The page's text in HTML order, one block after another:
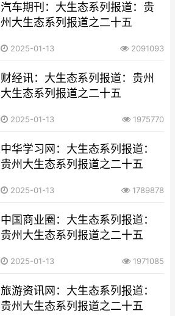
汽车期刊：大生态系列报道：贵
州大生态系列报道之二十五​​​​​​​​​​​​​​
2025-01-13 2091093
财经讯：大生态系列报道：贵州
大生态系列报道之二十五​​​​​​​​​​​​​​
2025-01-13 1975770
中华学习网：大生态系列报道：
贵州大生态系列报道之二十五​​​​​​​​​​​​​​
2025-01-13 1789878
中国商业圈：大生态系列报道：
贵州大生态系列报道之二十五​​​​​​​​​​​​​​
2025-01-13 1971085
旅游资讯网：大生态系列报道：
贵州大生态系列报道之二十五​​​​​​​​​​​​​​